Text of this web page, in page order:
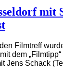
mit
Filmtreff
dem
Jens Schack